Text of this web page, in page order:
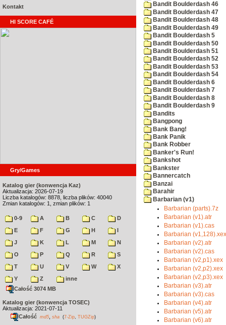
Kontakt
HI SCORE CAFÉ
Gry/Games
Katalog gier (konwencja Kaz)
Aktualizacja: 2026-07-19
Liczba katalogów: 8878, liczba plików: 40040
Zmian katalogów: 1, zmian plików: 1
0-9 A B C
D
E
F G H
I
J
K L M
N
O
P Q R
S
T
U V W
X
Y
Z
inne
Całość 3074 MB
Katalog gier (konwencja TOSEC)
Aktualizacja: 2021-07-11
Całość md5 sha (7-Zip TUGZip)
Bandit Boulderdash 46
Bandit Boulderdash 47
Bandit Boulderdash 48
Bandit Boulderdash 49
Bandit Boulderdash 5
Bandit Boulderdash 50
Bandit Boulderdash 51
Bandit Boulderdash 52
Bandit Boulderdash 53
Bandit Boulderdash 54
Bandit Boulderdash 6
Bandit Boulderdash 7
Bandit Boulderdash 8
Bandit Boulderdash 9
Bandits
Bangpong
Bank Bang!
Bank Panik
Bank Robber
Banker's Run!
Bankshot
Bankster
Bannercatch
Banzai
Barahir
Barbarian (v1)
Barbarian (parts).7z
Barbarian (v1).atr
Barbarian (v1).cas
Barbarian (v1,128).xex
Barbarian (v2).atr
Barbarian (v2).cas
Barbarian (v2,p1).xex
Barbarian (v2,p2).xex
Barbarian (v2,p3).xex
Barbarian (v3).atr
Barbarian (v3).cas
Barbarian (v4).atr
Barbarian (v5).atr
Barbarian (v6).atr